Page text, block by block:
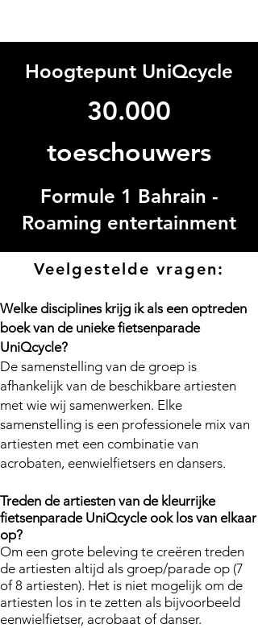
Hoogtepunt UniQcycle
30.000
toeschouwers
Formule 1 Bahrain -
Roaming entertainment
Veelgestelde vragen:
Welke disciplines krijg ik als een optreden
boek van de unieke fietsenparade
UniQcycle?
De samenstelling van de groep is
afhankelijk van de beschikbare artiesten
met wie wij samenwerken. Elke
samenstelling is een professionele mix van
artiesten met een combinatie van
acrobaten, eenwielfietsers en dansers.
Treden de artiesten van de kleurrijke
fietsenparade UniQcycle ook los van elkaar
op?
Om een grote beleving te creëren treden
de artiesten altijd als groep/parade op (7
of 8 artiesten). Het is niet mogelijk om de
artiesten los in te zetten als bijvoorbeeld
eenwielfietser, acrobaat of danser.